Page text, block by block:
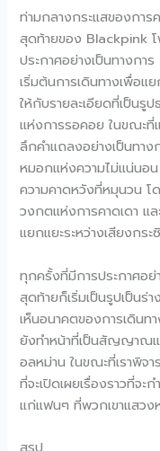
ท่ามกลางกระแสของการ
สุดท้ายของ Blackpink โ
ประกาศอย่างเป็นทางการ
เริ่มต้นการเดินทางเพื่อแ
ให้กับรายละเอียดที่เป็นรู
แห่งการรอคอย ในขณะที่
ลึกคำแถลงอย่างเป็นทาง
หมอกแห่งความไม่แน่นอน
ความคาดหวังที่หมุนวน โ
วงกตแห่งการคาดเดา แ
แยกแยะระหว่างเสียงกร
ทุกครั้งที่มีการประกาศอย่
สุดท้ายก็เริ่มเป็นรูปเป็นร่
เห็นอนาคตของการเดิน
ยังทำหน้าที่เป็นสัญญาณแ
อลหม่าน ในขณะที่เราพิจา
ที่จะเปิดเผยเรื่องราวที่จ
แก่แฟนๆ ที่พวกเขาแสวง